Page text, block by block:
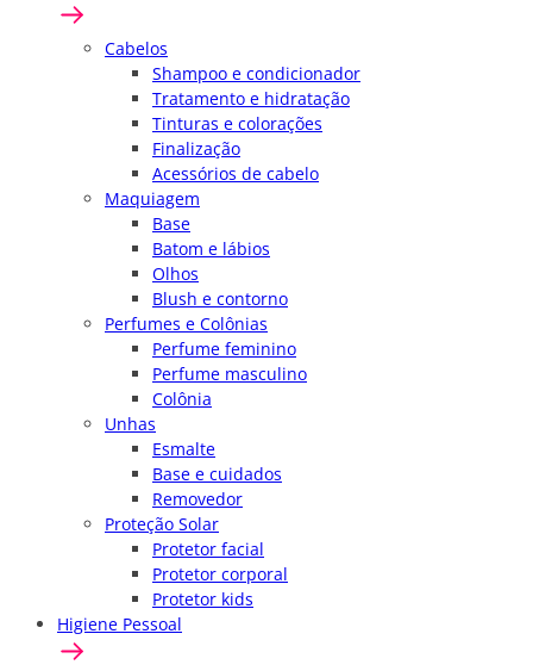
Cabelos
Shampoo e condicionador
Tratamento e hidratação
Tinturas e colorações
Finalização
Acessórios de cabelo
Maquiagem
Base
Batom e lábios
Olhos
Blush e contorno
Perfumes e Colônias
Perfume feminino
Perfume masculino
Colônia
Unhas
Esmalte
Base e cuidados
Removedor
Proteção Solar
Protetor facial
Protetor corporal
Protetor kids
Higiene Pessoal